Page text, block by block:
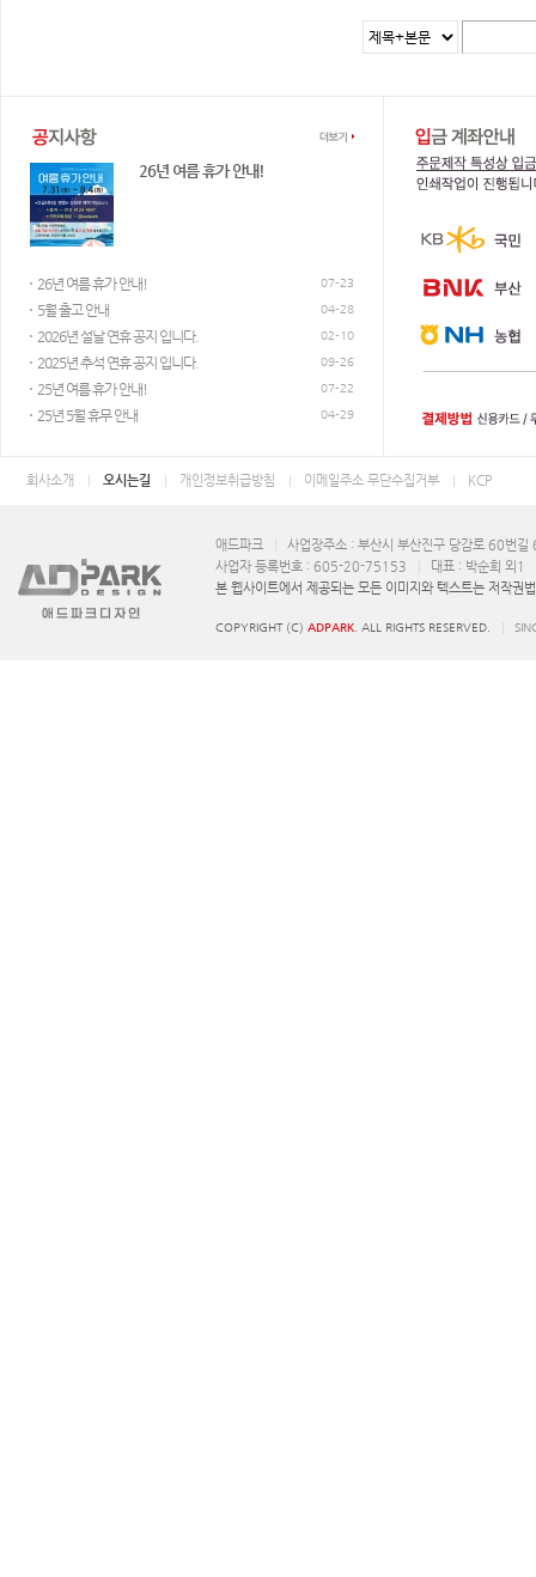
26년 여름 휴가 안내!
26년 여름 휴가 안내! 07-23
5월 출고 안내 04-28
2026년 설날 연휴 공지 입니다. 02-10
2025년 추석 연휴 공지 입니다. 09-26
25년 여름 휴가 안내! 07-22
25년 5월 휴무 안내 04-29
이 가능합니다.
평일 AM 9:30 ~ PM 7:00 / 점심시간 PM 12:00 ~ 1:00
웹하드 및 메신져
회사소개 오시는길 개인정보취급방침 이메일주소 무단수집거부 KCP
애드파크
사업장주소 : 부산시 부산진구 당감로 60번길
사업자 등록번호 : 605-20-75153
대표 : 박순희 외1
본 웹사이트에서 제공되는 모든 이미지와 텍스트는 저작권
COPYRIGHT (C) ADPARK . ALL RIGHTS RESERVED.